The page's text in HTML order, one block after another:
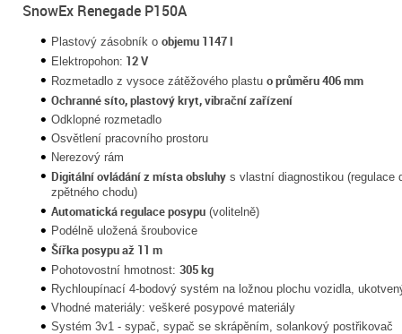
SnowEx Renegade P150A
Plastový zásobník o objemu 1147 l
Elektropohon: 12 V
Rozmetadlo z vysoce zátěžového plastu o průměru 406 mm
Ochranné síto, plastový kryt, vibrační zařízení
Odklopné rozmetadlo
Osvětlení pracovního prostoru
Nerezový rám
Digitální ovládání z místa obsluhy s vlastní diagnostikou (regulace
zpětného chodu)
Automatická regulace posypu (volitelně)
Podélně uložená šroubovice
Šířka posypu až 11 m
Pohotovostní hmotnost: 305 kg
Rychloupínací 4-bodový systém na ložnou plochu vozidla,
Vhodné materiály: veškeré posypové materiály
Systém 3v1 - sypač, sypač se skrápěním, solankový postřikovač